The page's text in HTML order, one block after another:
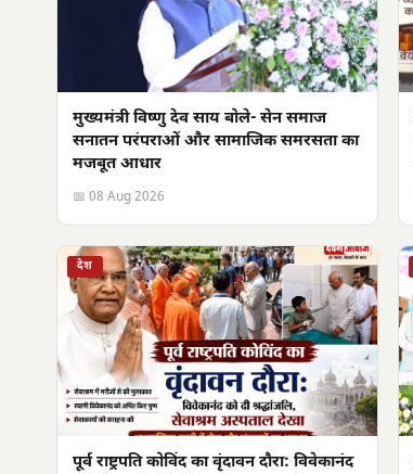
मुख्यमंत्री विष्णु देव साय बोले- सेन समाज
सनातन परंपराओं और सामाजिक समरसता का
मजबूत आधार
📅 08 Aug 2026
देश
पूर्व राष्ट्रपति कोविंद का वृंदावन दौरा: विवेकानंद